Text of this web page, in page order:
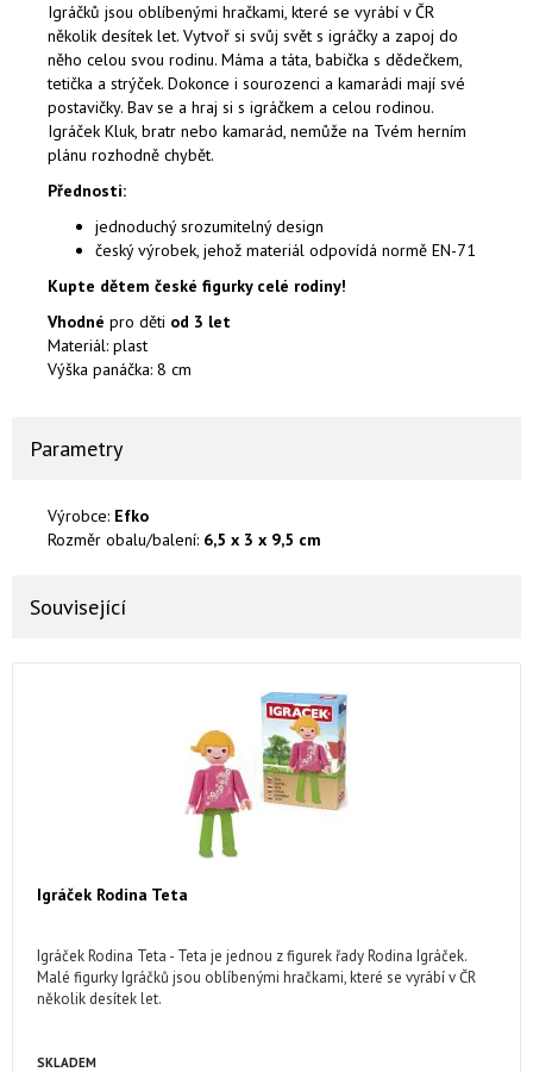
Igráčků jsou oblíbenými hračkami, které se vyrábí v ČR
několik desítek let. Vytvoř si svůj svět s igráčky a zapoj do
něho celou svou rodinu. Máma a táta, babička s dědečkem,
tetička a strýček. Dokonce i sourozenci a kamarádi mají své
postavičky. Bav se a hraj si s igráčkem a celou rodinou.
Igráček Kluk, bratr nebo kamarád, nemůže na Tvém herním
plánu rozhodně chybět.
Přednosti:
jednoduchý srozumitelný design
český výrobek, jehož materiál odpovídá normě EN-71
Kupte dětem české figurky celé rodiny!
Vhodné pro děti od 3 let
Materiál: plast
Výška panáčka: 8 cm
Parametry
Výrobce: Efko
Rozměr obalu/balení: 6,5 x 3 x 9,5 cm
Související
Igráček Rodina Teta
Igráček Rodina Teta - Teta je jednou z figurek řady Rodina Igráček.
Malé figurky Igráčků jsou oblíbenými hračkami, které se vyrábí v ČR
několik desítek let.
SKLADEM